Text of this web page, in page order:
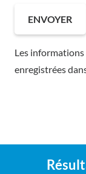
Les
enregistrées